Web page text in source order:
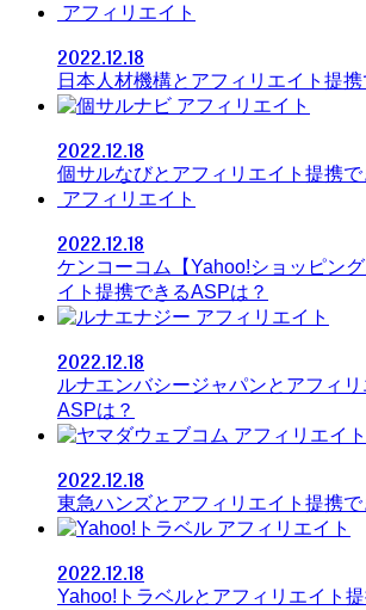
アフィリエイト
2022.12.18
日本人材機構とアフィリエイト提
アフィリエイト
2022.12.18
個サルなびとアフィリエイト提携で
アフィリエイト
2022.12.18
ケンコーコム【Yahoo!ショッピン
イト提携できるASPは？
アフィリエイト
2022.12.18
ルナエンバシージャパンとアフィ
ASPは？
アフィリエイト
2022.12.18
東急ハンズとアフィリエイト提携で
アフィリエイト
2022.12.18
Yahoo!トラベルとアフィリエイト